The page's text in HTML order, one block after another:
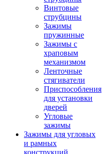
Винтовые
струбцины
Зажимы
пружинные
Зажимы с
храповым
механизмом
Ленточные
стягиватели
Приспособления
для установки
дверей
Угловые
зажимы
Зажимы для угловых
и рамных
конструкций